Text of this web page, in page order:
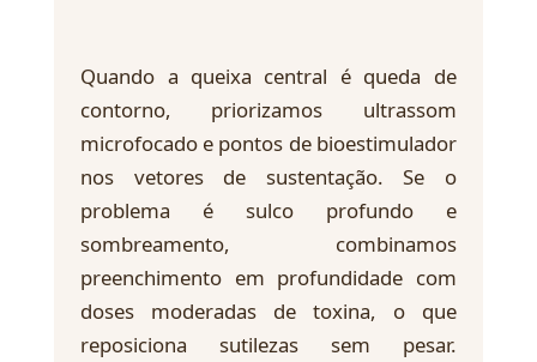
Quando a queixa central é queda de
contorno, priorizamos ultrassom
microfocado e pontos de bioestimulador
nos vetores de sustentação. Se o
problema é sulco profundo e
sombreamento, combinamos
preenchimento em profundidade com
doses moderadas de toxina, o que
reposiciona sutilezas sem pesar.